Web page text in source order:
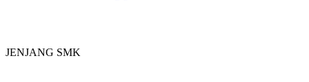
JENJANG SMK